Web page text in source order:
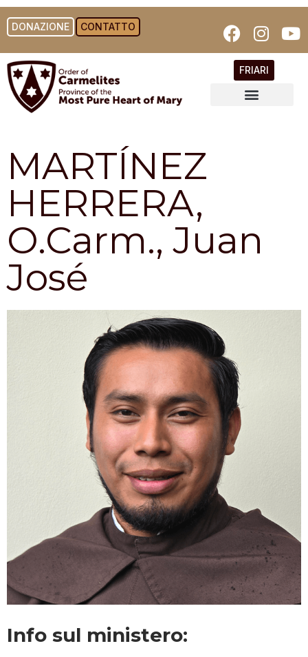
DONAZIONE CONTATTO
FRIARI
MARTÍNEZ
HERRERA,
O.Carm., Juan
José
Info sul ministero: